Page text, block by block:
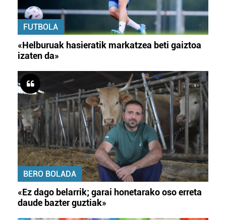
FUTBOLA
«Helburuak hasieratik markatzea beti gaiztoa
izaten da»
BERO BOLADA
«Ez dago belarrik; garai honetarako oso erreta
daude bazter guztiak»